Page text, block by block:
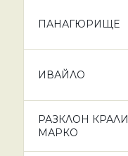
ПАНАГЮРИЩЕ
ИВАЙЛО
РАЗКЛОН КРАЛИ
МАРКО